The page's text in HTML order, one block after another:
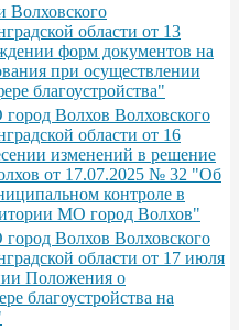
Волховского
области от 13
форм документов на
при осуществлении
благоустройства"
Волхов Волховского
области от 16
изменений в решение
от 17.07.2025 № 32 "Об
контроле в
МО город Волхов"
Волхов Волховского
области от 17 июля
Положения о
благоустройства на